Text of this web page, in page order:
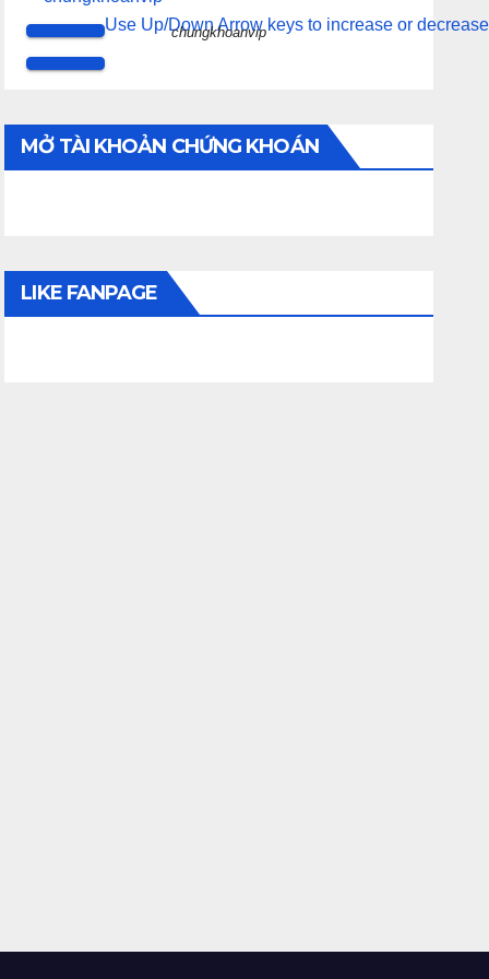
Use Up/Down Arrow keys to increase or
chungkhoanvip
MỞ TÀI KHOẢN CHỨNG KHOÁN
LIKE FANPAGE